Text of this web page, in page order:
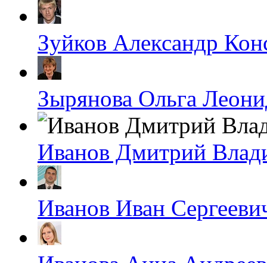
Зуйков Александр
Зырянова Ольга
Иванов Дмитрий
Иванов Иван